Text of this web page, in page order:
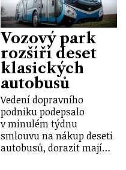
Vozový park
rozšíří deset
klasických
autobusů
Vedení dopravního
podniku podepsalo
v minulém týdnu
smlouvu na nákup deseti
autobusů, dorazit mají…